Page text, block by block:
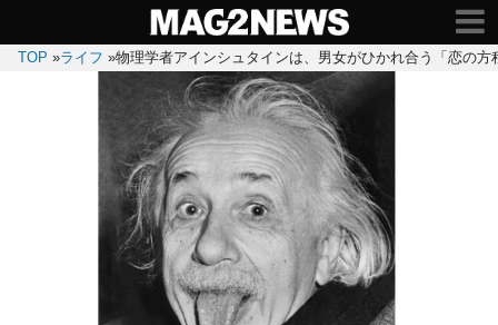
TOP »ライフ »物理学者アインシュタインは、男女がひかれ合う「恋の方